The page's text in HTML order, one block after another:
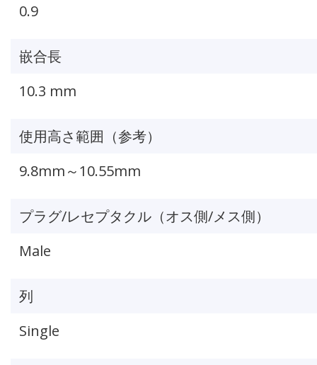
0.9
嵌合長
10.3 mm
使用高さ範囲（参考）
9.8mm～10.55mm
プラグ/レセプタクル（オス側/メス側）
Male
列
Single